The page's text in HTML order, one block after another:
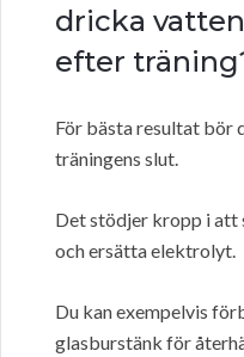
dricka
efter
För bästa resultat bör
träningens slut.
Det stödjer kropp i att
och ersätta elektrolyt.
Du kan exempelvis
glasburstänk för